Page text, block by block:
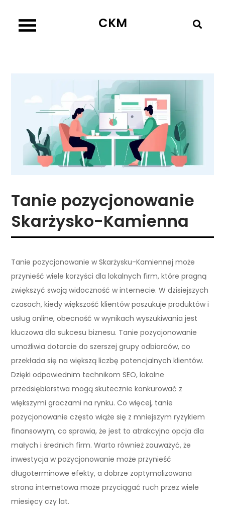
content
CKM
Tanie pozycjonowanie
Skarżysko-Kamienna
Tanie pozycjonowanie w Skarżysku-Kamiennej może
przynieść wiele korzyści dla lokalnych firm, które pragną
zwiększyć swoją widoczność w internecie. W dzisiejszych
czasach, kiedy większość klientów poszukuje produktów i
usług online, obecność w wynikach wyszukiwania jest
kluczowa dla sukcesu biznesu. Tanie pozycjonowanie
umożliwia dotarcie do szerszej grupy odbiorców, co
przekłada się na większą liczbę potencjalnych klientów.
Dzięki odpowiednim technikom SEO, lokalne
przedsiębiorstwa mogą skutecznie konkurować z
większymi graczami na rynku. Co więcej, tanie
pozycjonowanie często wiąże się z mniejszym ryzykiem
finansowym, co sprawia, że jest to atrakcyjna opcja dla
małych i średnich firm. Warto również zauważyć, że
inwestycja w pozycjonowanie może przynieść
długoterminowe efekty, a dobrze zoptymalizowana
strona internetowa może przyciągać ruch przez wiele
miesięcy czy lat.